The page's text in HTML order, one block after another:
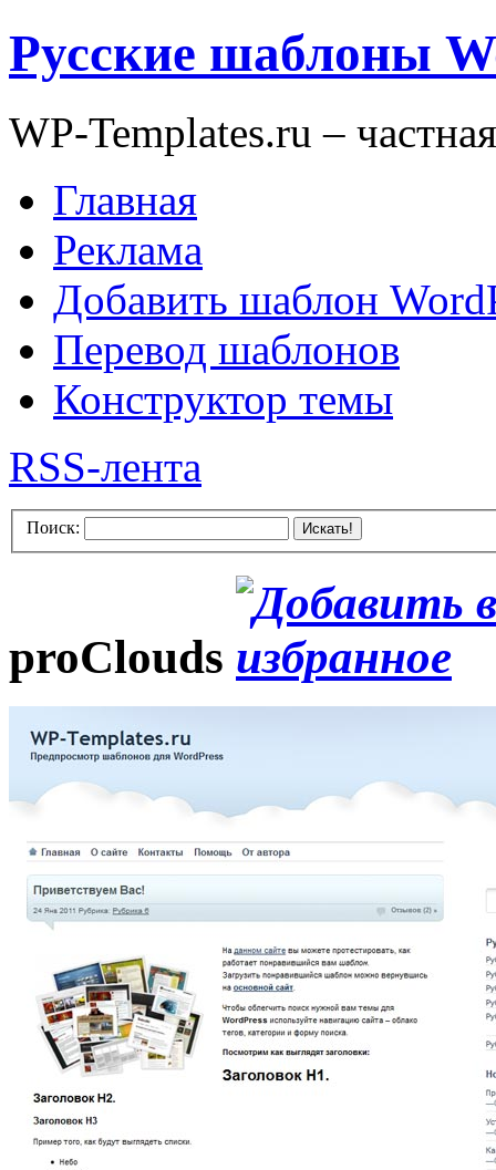
Русские шаблоны
WP-Templates.ru –
Главная
Реклама
Добавить шаблон
Перевод шаблонов
Конструктор темы
RSS-лента
Поиск: Искать!
proClouds